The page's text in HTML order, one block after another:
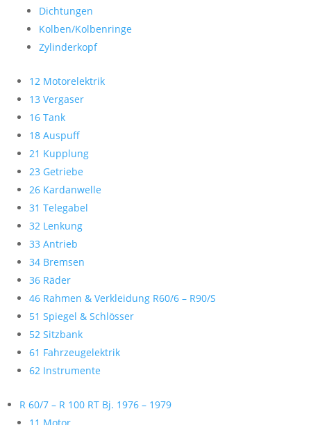
Dichtungen
Kolben/Kolbenringe
Zylinderkopf
12 Motorelektrik
13 Vergaser
16 Tank
18 Auspuff
21 Kupplung
23 Getriebe
26 Kardanwelle
31 Telegabel
32 Lenkung
33 Antrieb
34 Bremsen
36 Räder
46 Rahmen & Verkleidung R60/6 – R90/S
51 Spiegel & Schlösser
52 Sitzbank
61 Fahrzeugelektrik
62 Instrumente
R 60/7 – R 100 RT Bj. 1976 – 1979